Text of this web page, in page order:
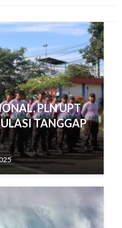
PLN UPT
TANGGAP